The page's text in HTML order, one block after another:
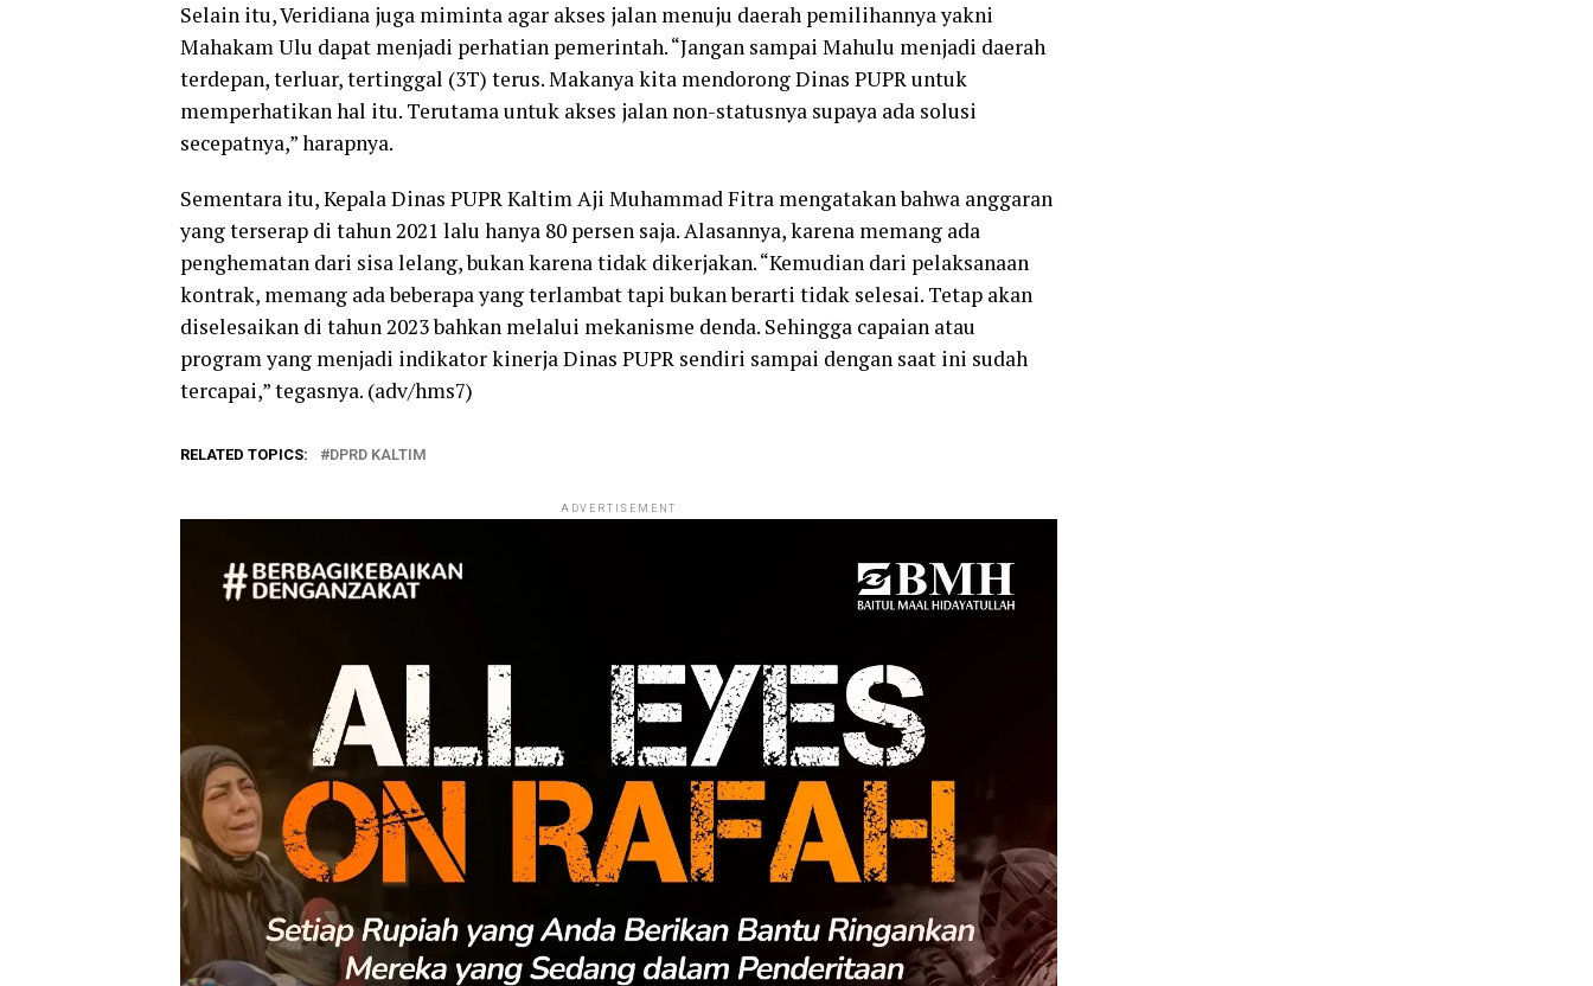
Selain itu, Veridiana juga miminta agar akses jalan menuju daerah pemilihannya yakni
Mahakam Ulu dapat menjadi perhatian pemerintah. “Jangan sampai Mahulu menjadi daerah
terdepan, terluar, tertinggal (3T) terus. Makanya kita mendorong Dinas PUPR untuk
memperhatikan hal itu. Terutama untuk akses jalan non-statusnya supaya ada solusi
secepatnya,” harapnya.
Sementara itu, Kepala Dinas PUPR Kaltim Aji Muhammad Fitra mengatakan bahwa anggaran
yang terserap di tahun 2021 lalu hanya 80 persen saja. Alasannya, karena memang ada
penghematan dari sisa lelang, bukan karena tidak dikerjakan. “Kemudian dari pelaksanaan
kontrak, memang ada beberapa yang terlambat tapi bukan berarti tidak selesai. Tetap akan
diselesaikan di tahun 2023 bahkan melalui mekanisme denda. Sehingga capaian atau
program yang menjadi indikator kinerja Dinas PUPR sendiri sampai dengan saat ini sudah
tercapai,” tegasnya. (adv/hms7)
RELATED TOPICS: DPRD KALTIM
ADVERTISEMENT